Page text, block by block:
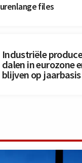
urenlange files
Industriële
dalen in eurozone
blijven op